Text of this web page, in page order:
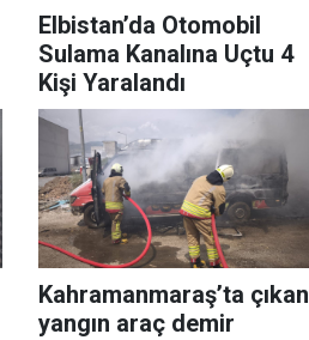
Elbistan’da Otomobil
Sulama Kanalına Uçtu 4
Kişi Yaralandı
Kahramanmaraş’ta çıkan
yangın araç demir